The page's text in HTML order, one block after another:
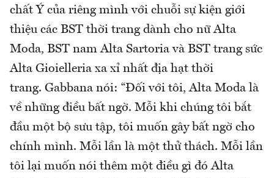
chất Ý của riêng mình với chuỗi sự kiện giới
thiệu các BST thời trang dành cho nữ Alta
Moda, BST nam Alta Sartoria và BST trang sức
Alta Gioielleria xa xỉ nhất địa hạt thời
trang. Gabbana nói: “Đối với tôi, Alta Moda là
về những điều bất ngờ. Mỗi khi chúng tôi bắt
đầu một bộ sưu tập, tôi muốn gây bất ngờ cho
chính mình. Mỗi lần là một thử thách. Mỗi lần
tôi lại muốn nói thêm một điều gì đó Alta